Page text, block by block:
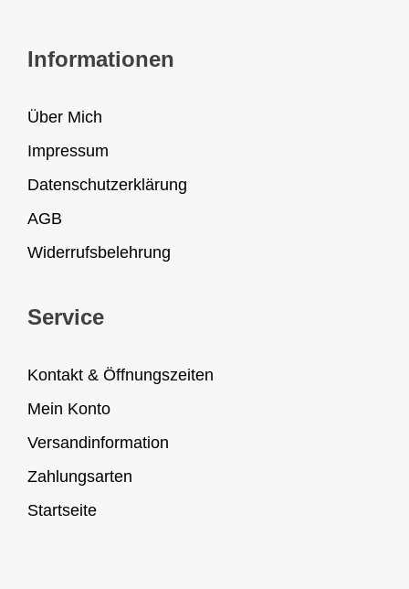
Informationen
Über Mich
Impressum
Datenschutzerklärung
AGB
Widerrufsbelehrung
Service
Kontakt & Öffnungszeiten
Mein Konto
Versandinformation
Zahlungsarten
Startseite